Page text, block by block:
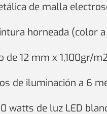
de malla
horneada (color
de 12 mm x 1,100gr/
de iluminación a 6
watts de luz LED